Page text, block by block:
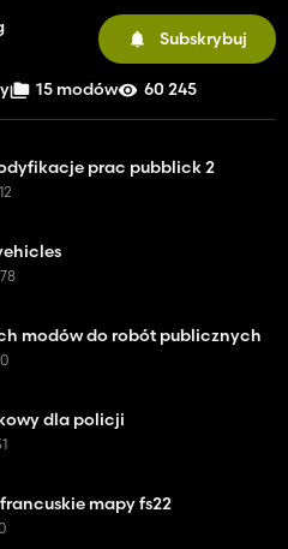
Subskrybuj
15 modów 60 245
prac pubblick 2
modów do robót publicznych
dla policji
mapy fs22